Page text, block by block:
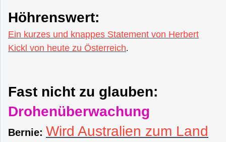
Höhrenswert:
Ein kurzes und knappes Statement von Herbert
Kickl von heute zu Österreich.
Fast nicht zu glauben:
Drohenüberwachung
Bernie: Wird Australien zum Land